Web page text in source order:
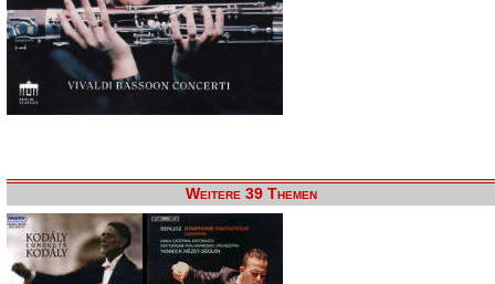
Weitere 39 Themen